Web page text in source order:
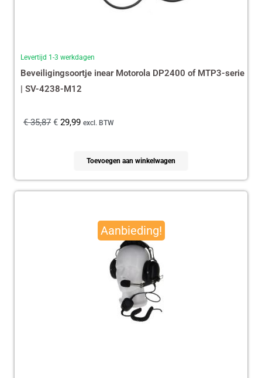
Levertijd 1-3 werkdagen
Beveiligingsoortje inear Motorola DP2400 of MTP3-serie
| SV-4238-M12
€35,87 € 29,99 excl. BTW
Toevoegen aan winkelwagen
Aanbieding!
€ 165,00.